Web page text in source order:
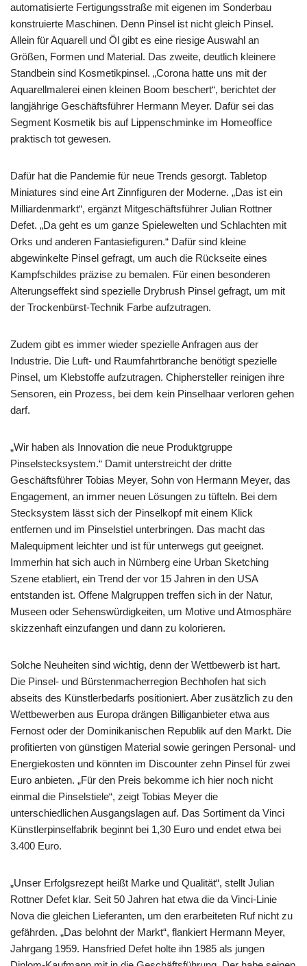
automatisierte Fertigungsstraße mit eigenen im Sonderbau
konstruierte Maschinen. Denn Pinsel ist nicht gleich Pinsel.
Allein für Aquarell und Öl gibt es eine riesige Auswahl an
Größen, Formen und Material. Das zweite, deutlich kleinere
Standbein sind Kosmetikpinsel. „Corona hatte uns mit der
Aquarellmalerei einen kleinen Boom beschert“, berichtet der
langjährige Geschäftsführer Hermann Meyer. Dafür sei das
Segment Kosmetik bis auf Lippenschminke im Homeoffice
praktisch tot gewesen.
Dafür hat die Pandemie für neue Trends gesorgt. Tabletop
Miniatures sind eine Art Zinnfiguren der Moderne. „Das ist ein
Milliardenmarkt“, ergänzt Mitgeschäftsführer Julian Rottner
Defet. „Da geht es um ganze Spielewelten und Schlachten mit
Orks und anderen Fantasiefiguren.“ Dafür sind kleine
abgewinkelte Pinsel gefragt, um auch die Rückseite eines
Kampfschildes präzise zu bemalen. Für einen besonderen
Alterungseffekt sind spezielle Drybrush Pinsel gefragt, um mit
der Trockenbürst-Technik Farbe aufzutragen.
Zudem gibt es immer wieder spezielle Anfragen aus der
Industrie. Die Luft- und Raumfahrtbranche benötigt spezielle
Pinsel, um Klebstoffe aufzutragen. Chiphersteller reinigen ihre
Sensoren, ein Prozess, bei dem kein Pinselhaar verloren gehen
darf.
„Wir haben als Innovation die neue Produktgruppe
Pinselstecksystem.“ Damit unterstreicht der dritte
Geschäftsführer Tobias Meyer, Sohn von Hermann Meyer, das
Engagement, an immer neuen Lösungen zu tüfteln. Bei dem
Stecksystem lässt sich der Pinselkopf mit einem Klick
entfernen und im Pinselstiel unterbringen. Das macht das
Malequipment leichter und ist für unterwegs gut geeignet.
Immerhin hat sich auch in Nürnberg eine Urban Sketching
Szene etabliert, ein Trend der vor 15 Jahren in den USA
entstanden ist. Offene Malgruppen treffen sich in der Natur,
Museen oder Sehenswürdigkeiten, um Motive und Atmosphäre
skizzenhaft einzufangen und dann zu kolorieren.
Solche Neuheiten sind wichtig, denn der Wettbewerb ist hart.
Die Pinsel- und Bürstenmacherregion Bechhofen hat sich
abseits des Künstlerbedarfs positioniert. Aber zusätzlich zu den
Wettbewerben aus Europa drängen Billiganbieter etwa aus
Fernost oder der Dominikanischen Republik auf den Markt. Die
profitierten von günstigen Material sowie geringen Personal- und
Energiekosten und könnten im Discounter zehn Pinsel für zwei
Euro anbieten. „Für den Preis bekomme ich hier noch nicht
einmal die Pinselstiele“, zeigt Tobias Meyer die
unterschiedlichen Ausgangslagen auf. Das Sortiment da Vinci
Künstlerpinselfabrik beginnt bei 1,30 Euro und endet etwa bei
3.400 Euro.
„Unser Erfolgsrezept heißt Marke und Qualität“, stellt Julian
Rottner Defet klar. Seit 50 Jahren hat etwa die da Vinci-Linie
Nova die gleichen Lieferanten, um den erarbeiteten Ruf nicht zu
gefährden. „Das belohnt der Markt“, flankiert Hermann Meyer,
Jahrgang 1959. Hansfried Defet holte ihn 1985 als jungen